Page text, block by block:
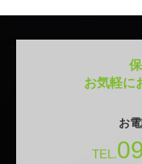
お気軽に
お
TEL.